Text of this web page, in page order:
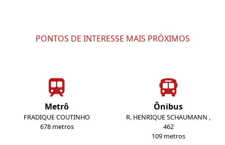
PONTOS DE INTERESSE MAIS PRÓXIMOS
Metrô
FRADIQUE COUTINHO
678 metros
Ônibus
R. HENRIQUE SCHAUMANN ,
462
109 metros